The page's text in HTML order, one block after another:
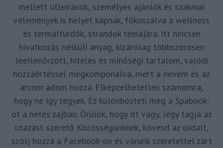
mellett útleírások, személyes ajánlók és szakmai
vélemények is helyet kapnak, fókuszálva a wellness
és termálfürdők, strandok témájára. Itt nincsen
hivatkozás nélküli anyag, kizárólag többszörösen
leellenőrzött, hiteles és minőségi tartalom, valódi
hozzáértéssel megkomponálva, mert a nevem és az
arcom adom hozzá. Elképzelhetetlen számomra,
hogy ne így tegyek. Ez különbözteti meg a Spabook-
ot a netes zajban. Örülök, hogy itt vagy, légy tagja az
utazást szerető Közösségünknek, kövesd az oldalt,
szólj hozzá a Facebook-on és várunk szeretettel zárt